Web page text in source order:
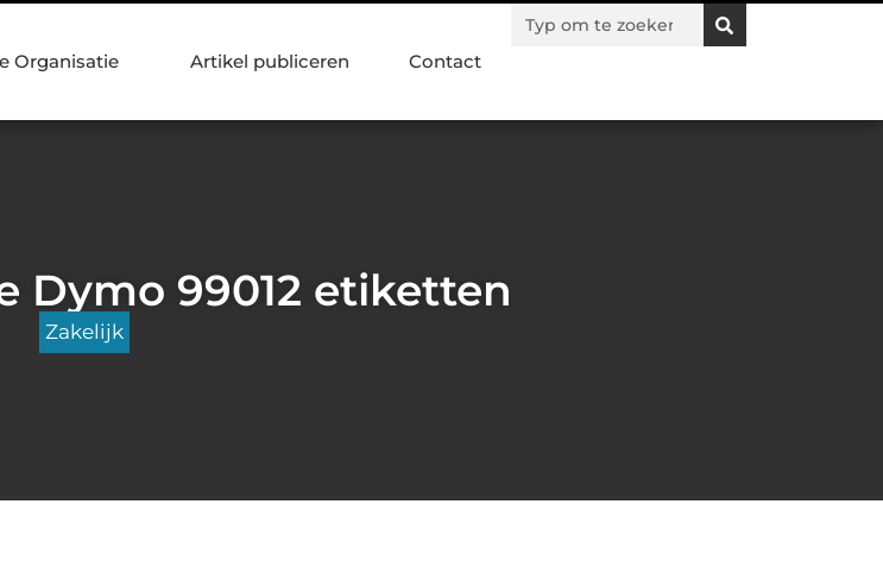
Organisatie Artikel publiceren Contact
Dymo 99012 etiketten
Zakelijk